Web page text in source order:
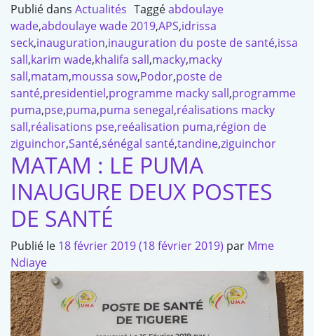
Publié dans Actualités Taggéabdoulaye
wade,abdoulaye wade 2019,APS,idrissa
seck,inauguration,inauguration du poste de santé,issa
sall,karim wade,khalifa sall,macky,macky
sall,matam,moussa sow,Podor,poste de
santé,presidentiel,programme macky sall,programme
puma,pse,puma,puma senegal,réalisations macky
sall,réalisations pse,reéalisation puma,région de
ziguinchor,Santé,sénégal santé,tandine,ziguinchor
MATAM : LE PUMA
INAUGURE DEUX POSTES
DE SANTÉ
Publié le 18 février 2019(18 février 2019) par Mme
Ndiaye